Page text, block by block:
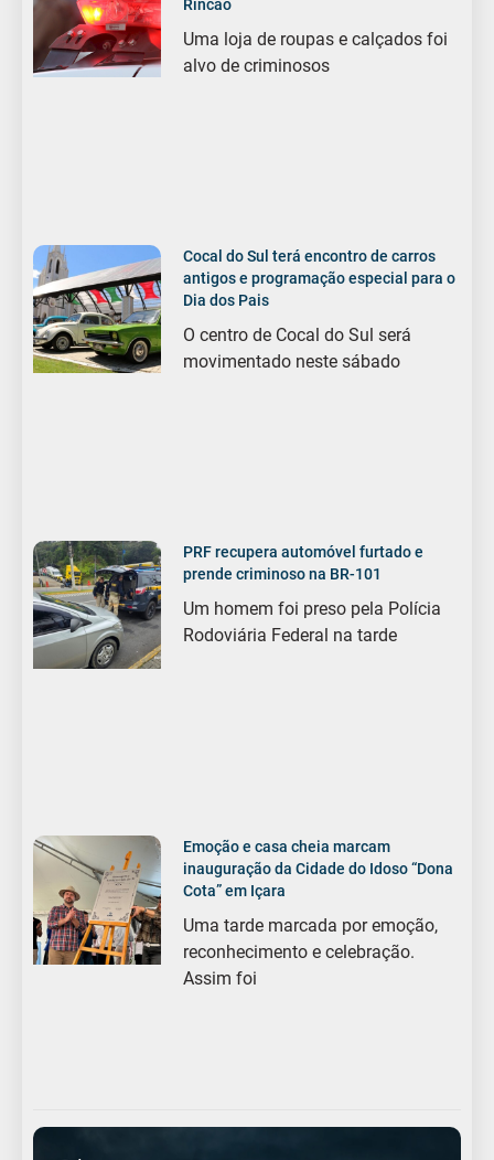
Rincão
Uma loja de roupas e calçados foi
alvo de criminosos
Cocal do Sul terá encontro de carros
antigos e programação especial para o
Dia dos Pais
O centro de Cocal do Sul será
movimentado neste sábado
PRF recupera automóvel furtado e
prende criminoso na BR-101
Um homem foi preso pela Polícia
Rodoviária Federal na tarde
Emoção e casa cheia marcam
inauguração da Cidade do Idoso “Dona
Cota” em Içara
Uma tarde marcada por emoção,
reconhecimento e celebração.
Assim foi